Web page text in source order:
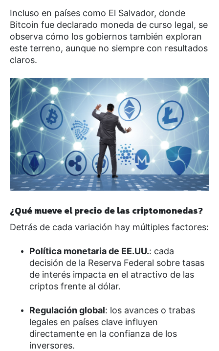
Incluso en países como El Salvador, donde
Bitcoin fue declarado moneda de curso legal, se
observa cómo los gobiernos también exploran
este terreno, aunque no siempre con resultados
claros.
¿Qué mueve el precio de las criptomonedas?
Detrás de cada variación hay múltiples factores:
Política monetaria de EE.UU.: cada
decisión de la Reserva Federal sobre tasas
de interés impacta en el atractivo de las
criptos frente al dólar.
Regulación global: los avances o trabas
legales en países clave influyen
directamente en la confianza de los
inversores.